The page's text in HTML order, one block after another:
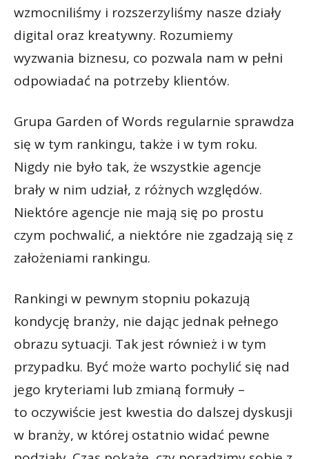
wzmocniliśmy i rozszerzyliśmy nasze działy
digital oraz kreatywny. Rozumiemy
wyzwania biznesu, co pozwala nam w pełni
odpowiadać na potrzeby klientów.
Grupa Garden of Words regularnie sprawdza
się w tym rankingu, także i w tym roku.
Nigdy nie było tak, że wszystkie agencje
brały w nim udział, z różnych względów.
Niektóre agencje nie mają się po prostu
czym pochwalić, a niektóre nie zgadzają się z
założeniami rankingu.
Rankingi w pewnym stopniu pokazują
kondycję branży, nie dając jednak pełnego
obrazu sytuacji. Tak jest również i w tym
przypadku. Być może warto pochylić się nad
jego kryteriami lub zmianą formuły –
to oczywiście jest kwestia do dalszej dyskusji
w branży, w której ostatnio widać pewne